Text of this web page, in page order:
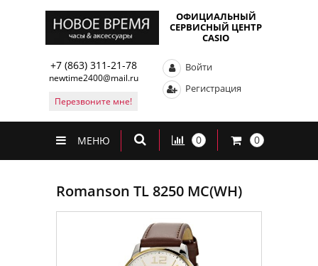
ОФИЦИАЛЬНЫЙ
СЕРВИСНЫЙ ЦЕНТР
CASIO
+7 (863) 311-21-78
newtime2400@mail.ru
Перезвоните мне!
Войти
Регистрация
МЕНЮ 0 0
Romanson TL 8250 MC(WH)